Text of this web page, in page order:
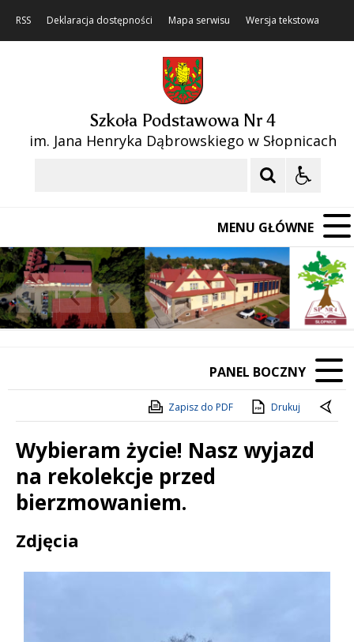
RSS Deklaracja dostępności Mapa serwisu Wersja tekstowa
Szkoła Podstawowa Nr 4
im. Jana Henryka Dąbrowskiego w Słopnicach
MENU GŁÓWNE
Poprzedni Element
Następny Element
❚❚
PANEL BOCZNY
Zapisz do PDF Drukuj
Wybieram życie! Nasz wyjazd
na rekolekcje przed
bierzmowaniem.
Treść
Zdjęcia